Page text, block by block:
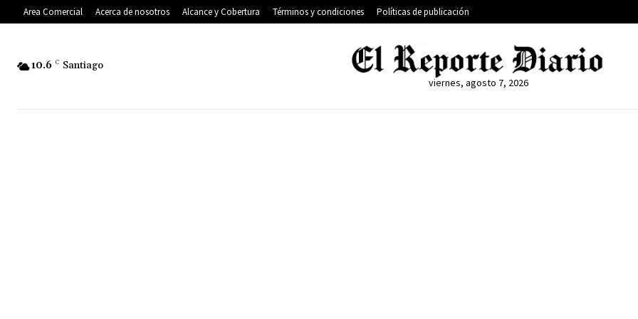
Area Comercial Acerca de nosotros Alcance y Cobertura Términos y condiciones Políticas de publicación
10.6 C Santiago
viernes, agosto 7, 2026